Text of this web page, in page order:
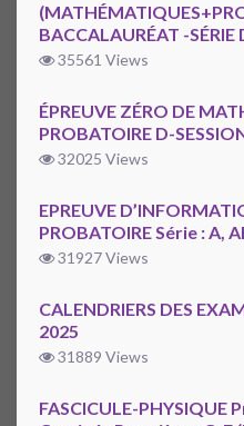
BACCALAURÉAT -
35561 Views
ÉPREUVE ZÉRO DE
PROBATOIRE D-
32025 Views
EPREUVE
PROBATOIRE Série : A,
31927 Views
CALENDRIERS DES
2025
31889 Views
FASCICULE-PHYSIQUE